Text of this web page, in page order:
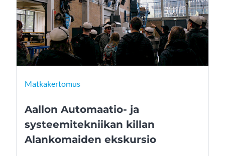
Matkakertomus
Aallon Automaatio- ja
systeemitekniikan killan
Alankomaiden ekskursio